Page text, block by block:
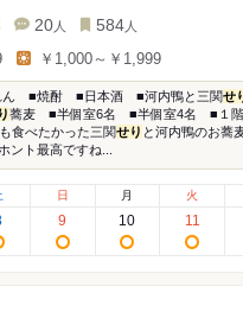
20 人 584 人
￥1,000～￥1,999
ん ■焼酎 ■日本酒 ■河内鴨と三関せ
蕎麦 ■半個室6名 ■半個室4名 ■１
食べたかった三関せり と河内鴨のお蕎
ント最高ですね...
日
9
月
10
火
11